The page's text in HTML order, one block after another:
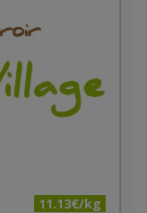
11.13€/kg